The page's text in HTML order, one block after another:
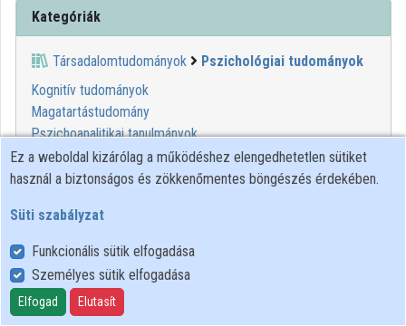
Kategóriák
Társadalomtudományok
Pszichológiai tudományok
Kognitív tudományok
Magatartástudomány
Pszichoanalitikai tanulmányok
Pszichológia
Felhasználói szabályzat
Adatkezelési tájékoztató
Süti szabályzat
Ez a weboldal kizárólag a működéshez elengedhetetlen sütiket
használ a biztonságos és zökkenőmentes böngészés érdekében.
Süti szabályzat
Funkcionális sütik elfogadása
Személyes sütik elfogadása
Elfogad Elutasít